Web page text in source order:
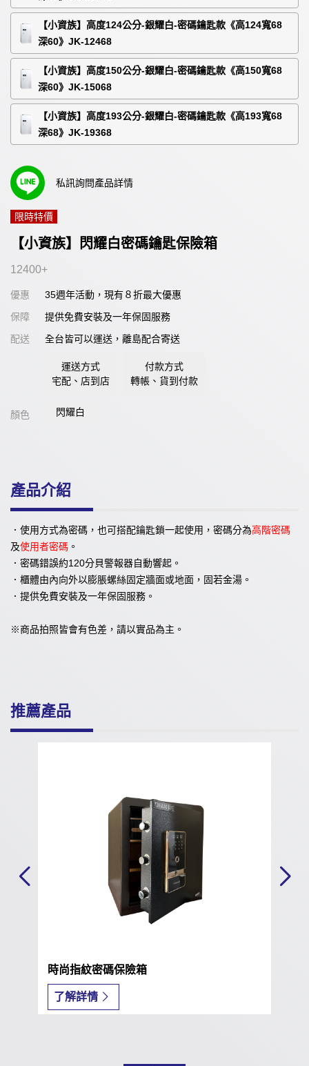
限時特價
【小資族】閃耀白密碼鑰匙保險箱
12400+
優惠
35週年活動，現有８折最大優惠
保障
提供免費安裝及一年保固服務
配送
全台皆可以運送，離島配合寄送
運送方式
宅配、店到店
付款方式
轉帳、貨到付款
顏色 閃耀白
【小資族】高度124公分-銀耀白-密碼鑰匙款《高124寬68
深60》JK-12468
【小資族】高度150公分-銀耀白-密碼鑰匙款《高150寬68
深60》JK-15068
【小資族】高度193公分-銀耀白-密碼鑰匙款《高193寬68
深68》JK-19368
私訊詢問產品詳情
產品介紹
．使用方式為密碼，也可搭配鑰匙鎖一起使用，密碼分為高階密碼
及使用者密碼 。
．密碼錯誤約120分貝警報器自動響起。
．櫃體由內向外以膨脹螺絲固定牆面或地面，固若金湯。
．提供免費安裝及一年保固服務。
※商品拍照皆會有色差，請以實品為主。
推薦產品